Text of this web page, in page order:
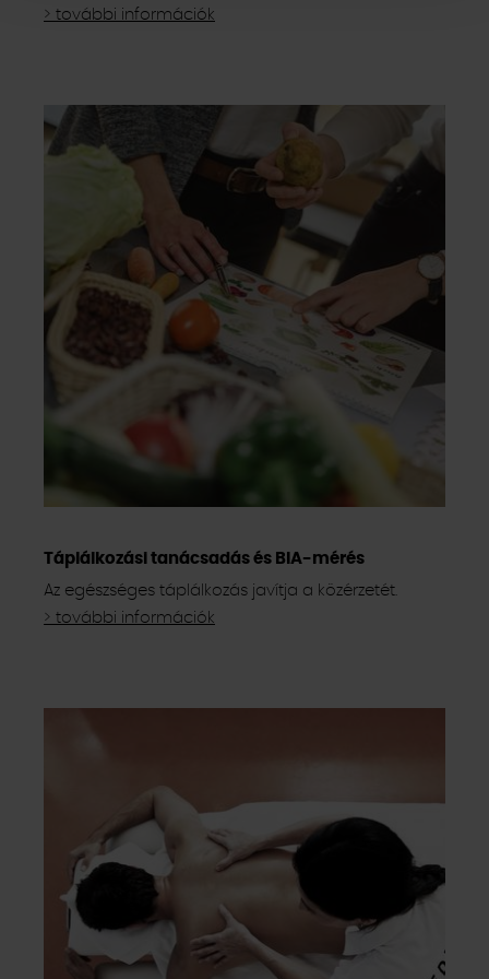
Website dienen und nicht abwählbar sind, können Sie die
in der Fußzeile dieser Website widerrufen.
Ausgenommen hiervon sind unbedingt erforderliche
Cookies, die nicht abgewählt werden können.
> további információk
Táplálkozási tanácsadás és BIA-mérés
Az egészséges táplálkozás javítja a közérzetét.
> további információk